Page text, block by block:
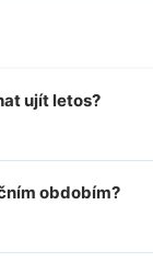
ujít letos?
obdobím?